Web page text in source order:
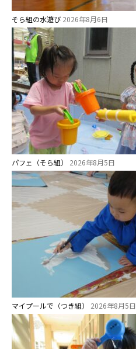
そら組の水遊び 2026年8月6日
パフェ（そら組） 2026年8月5日
マイプールで（つき組） 2026年8月5日